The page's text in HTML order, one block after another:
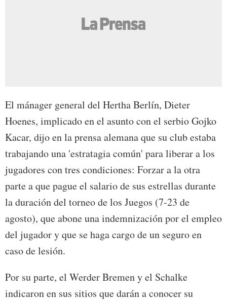
El mánager general del Hertha Berlín, Dieter
Hoenes, implicado en el asunto con el serbio Gojko
Kacar, dijo en la prensa alemana que su club estaba
trabajando una 'estratagia común' para liberar a los
jugadores con tres condiciones: Forzar a la otra
parte a que pague el salario de sus estrellas durante
la duración del torneo de los Juegos (7-23 de
agosto), que abone una indemnización por el empleo
del jugador y que se haga cargo de un seguro en
caso de lesión.
Por su parte, el Werder Bremen y el Schalke
indicaron en sus sitios que darán a conocer su